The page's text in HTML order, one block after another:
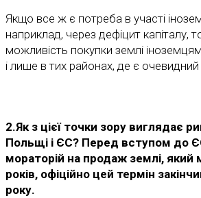
Якщо все ж є потреба в участі
наприклад, через дефіцит капіталу,
можливість покупки землі
і лише в тих районах, де є очевидний
2.Як з цієї точки зору виглядає
Польщі і ЄС? Перед вступом до
мораторій на продаж землі, який
років, офіційно цей термін
року.